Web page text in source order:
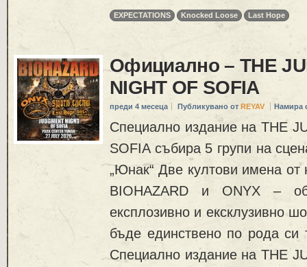
EXPECTATIONS Knocked Loose Last Hope
Официално – THE
NIGHT OF SOFIA
преди 4 месеца Публикувано от REYAV Намира
Специално издание на ТHE
SOFIA събира 5 групи на
„Юнак“ Две култови имена от
BIOHAZARD и ONYX –
експлозивно и ексклузивно
бъде единствено по рода си
Специално издание на ТHE